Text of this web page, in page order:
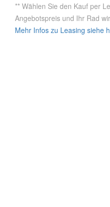
** Wählen Sie den Kauf per
Angebotspreis und Ihr Rad
Mehr Infos zu Leasing siehe